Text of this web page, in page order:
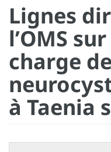
Lignes
l’OMS
charge
à Taenia